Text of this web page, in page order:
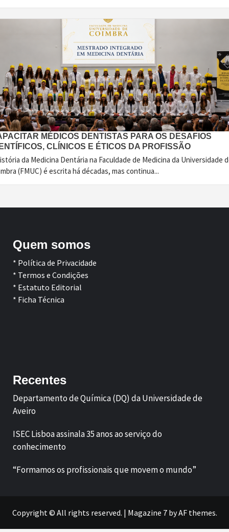
MÉDICOS DENTISTAS PARA OS DESAFIOS
CLÍNICOS E ÉTICOS DA PROFISSÃO
da Medicina Dentária na Faculdade de Medicina da Universidade
(FMUC) é escrita há décadas, mas continua...
Quem somos
* Política de Privacidade
* Termos e Condições
* Estatuto Editorial
* Ficha Técnica
Recentes
Departamento de Química (DQ) da Universidade de
Aveiro
ISEC Lisboa assinala 35 anos ao serviço do
conhecimento
“Formamos os profissionais que movem o mundo”
Copyright © All rights reserved. | Magazine 7by AF themes.